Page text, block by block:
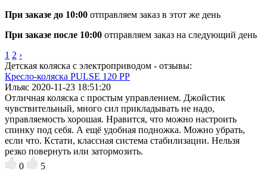
При заказе до 10:00 отправляем заказ в этот же день
При заказе после 10:00 отправляем заказ на следующий день
1 2 ›
Детская коляска с электроприводом - отзывы:
Кресло-коляска PULSE 120 РР
Ильяс 2020-11-23 18:51:20
Отличная коляска с простым управлением. Джойстик
чувствительный, много сил прикладывать не надо,
управляемость хорошая. Нравится, что можно настроить
спинку под себя. А ещё удобная подножка. Можно убрать,
если что. Кстати, классная система стабилизации. Нельзя
резко повернуть или затормозить.
0
5